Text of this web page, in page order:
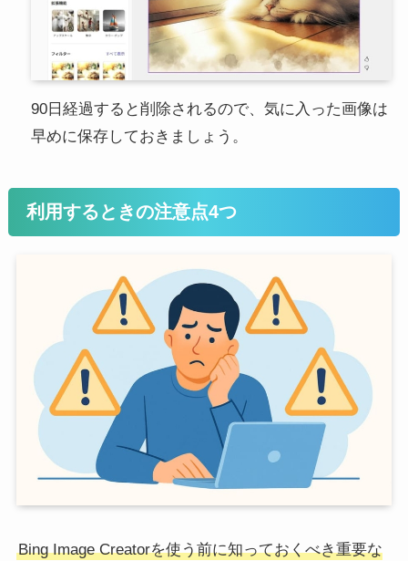
90日経過すると削除されるので、気に入った画像は
早めに保存しておきましょう。
利用するときの注意点4つ
Bing Image Creatorを使う前に知っておくべき重要な